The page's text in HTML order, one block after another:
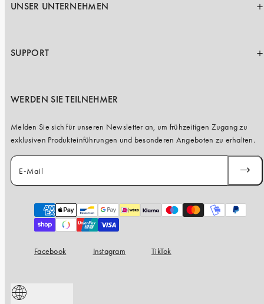
UNSER UNTERNEHMEN
SUPPORT
WERDEN SIE TEILNEHMER
Melden Sie sich für unseren Newsletter an, um frühzeitigen Zugang zu
exklusiven Produkteinführungen und besonderen Angeboten zu erhalten.
E-Mail
Zahlungsarten
Facebook Instagram TikTok